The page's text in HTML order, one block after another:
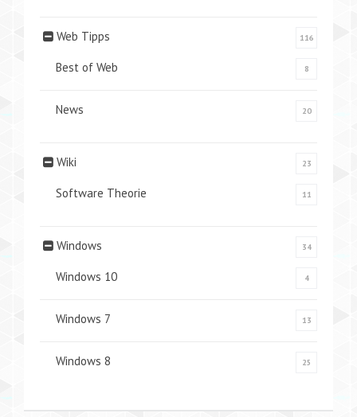
Web Tipps 116
Best of Web 8
News 20
Wiki 23
Software Theorie 11
Windows 34
Windows 10 4
Windows 7 13
Windows 8 25